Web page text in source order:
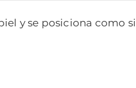
y se posiciona como